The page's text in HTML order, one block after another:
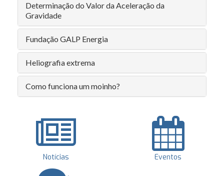
Determinação do Valor da Aceleração da
Gravidade
Fundação GALP Energia
Heliografia extrema
Como funciona um moinho?
Notícias Eventos